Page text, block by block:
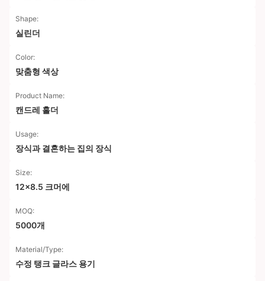
Shape:
실린더
Color:
맞춤형 색상
Product Name:
캔드레 홀더
Usage:
장식과 결혼하는 집의 장식
Size:
12x8.5 크머에
MOQ:
5000개
Material/Type:
수정 탱크 글라스 용기